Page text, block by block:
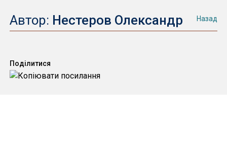
Автор: Нестеров Олександр Назад
Поділитися